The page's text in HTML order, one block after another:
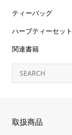
ティーバッグ
ハーブティーセット
関連書籍
取扱商品